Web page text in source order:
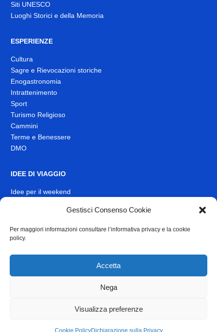
Gestisci Consenso Cookie
Per maggiori informazioni consultare l’informativa privacy e la cookie
policy.
Accetta
Nega
Visualizza preferenze
Cookie PolicyDichiarazione sulla Privacy
Siti UNESCO
Luoghi Storici e della Memoria
ESPERIENZE
Cultura
Sagre e Rievocazioni storiche
Enogastronomia
Intrattenimento
Sport
Turismo Religioso
Cammini
Terme e Benessere
DMO
IDEE DI VIAGGIO
Idee per il weekend
INFO
News
Link Utili